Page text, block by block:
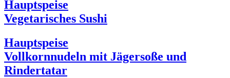
Hauptspeise
Vegetarisches Sushi
Hauptspeise
Vollkornnudeln mit Jägersoße und
Rindertatar